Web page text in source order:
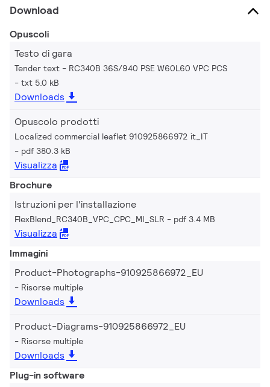
Download
Opuscoli
Testo di gara
Tender text - RC340B 36S/940 PSE W60L60 VPC PCS
txt 5.0 kB
Downloads
Opuscolo prodotti
Localized commercial leaflet 910925866972 it_IT
pdf 380.3 kB
Visualizza
Brochure
Istruzioni per l'installazione
FlexBlend_RC340B_VPC_CPC_MI_SLR pdf 3.4 MB
Visualizza
Immagini
Product-Photographs-910925866972_EU
Risorse multiple
Downloads
Product-Diagrams-910925866972_EU
Risorse multiple
Downloads
Plug-in software